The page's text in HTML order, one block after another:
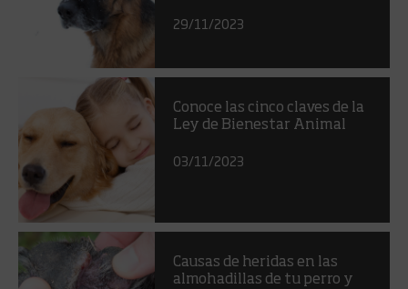
29/11/2023
Conoce las cinco claves de la
Ley de Bienestar Animal
03/11/2023
Causas de heridas en las
almohadillas de tu perro y